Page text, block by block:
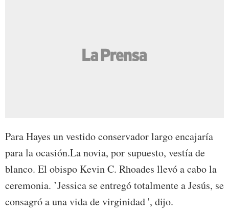
Para Hayes un vestido conservador largo encajaría
para la ocasión.La novia, por supuesto, vestía de
blanco. El obispo Kevin C. Rhoades llevó a cabo la
ceremonia. ’Jessica se entregó totalmente a Jesús, se
consagró a una vida de virginidad ', dijo.